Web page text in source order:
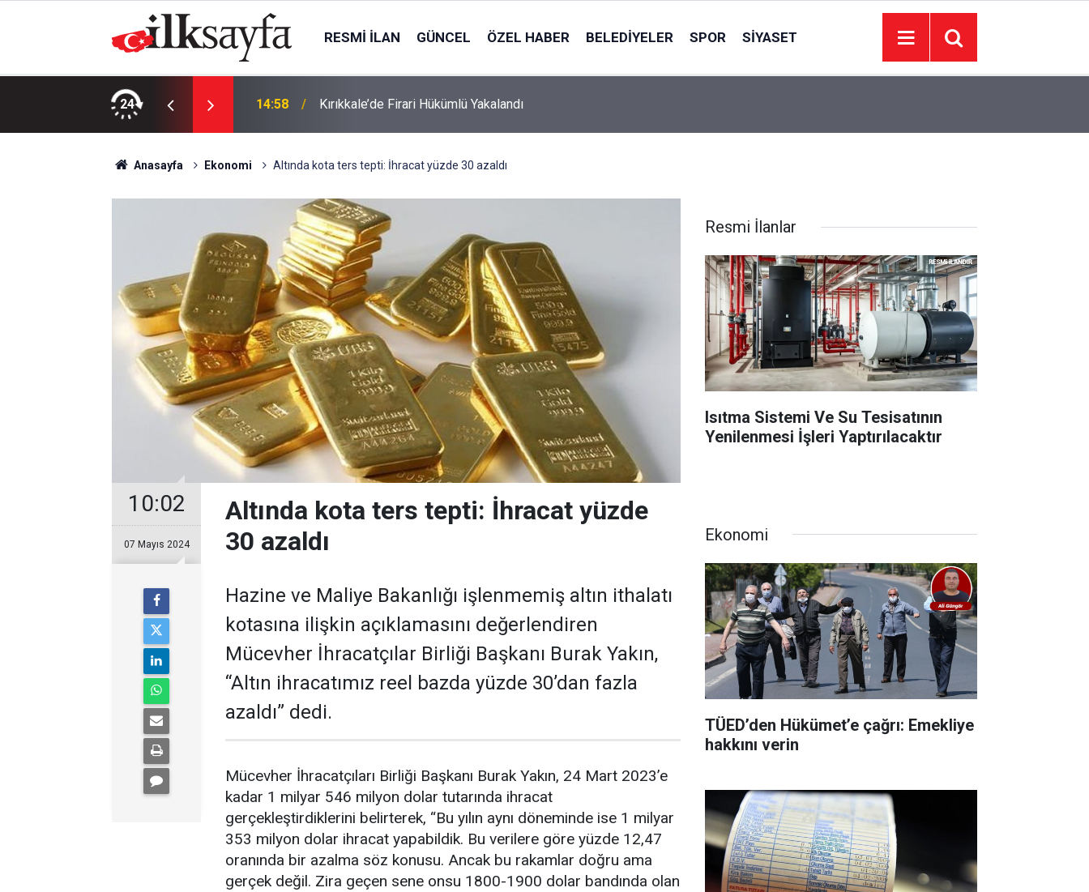
RESMI İLAN GÜNCEL ÖZEL HABER BELEDIYELER SPOR SIYASET
24 14:58 Kırıkkale’de Firari Hükümlü Yakalandı
Anasayfa Ekonomi Altında kota ters tepti: İhracat yüzde 30 azaldı
10:02
07 Mayıs 2024
Altında kota ters tepti: İhracat yüzde
30 azaldı
Hazine ve Maliye Bakanlığı işlenmemiş altın ithalatı
kotasına ilişkin açıklamasını değerlendiren
Mücevher İhracatçılar Birliği Başkanı Burak Yakın,
“Altın ihracatımız reel bazda yüzde 30’dan fazla
azaldı” dedi.
Mücevher İhracatçıları Birliği Başkanı Burak Yakın, 24 Mart 2023’e
kadar 1 milyar 546 milyon dolar tutarında ihracat
gerçekleştirdiklerini belirterek, “Bu yılın aynı döneminde ise 1 milyar
353 milyon dolar ihracat yapabildik. Bu verilere göre yüzde 12,47
oranında bir azalma söz konusu. Ancak bu rakamlar doğru ama
gerçek değil. Zira geçen sene onsu 1800-1900 dolar bandında olan
Resmi İlanlar
Isıtma Sistemi Ve Su Tesisatının
Yenilenmesi İşleri Yaptırılacaktır
Ekonomi
TÜED’den Hükümet’e çağrı: Emekliye
hakkını verin